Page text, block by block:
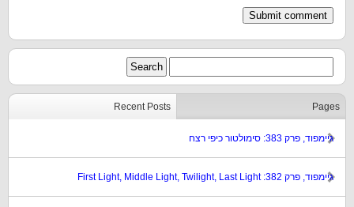
Recent Posts Pages
גיימפוד, פרק 383: סימולטור כיפי רצח
גיימפוד, פרק 382: First Light, Middle Light, Twilight, Last Light